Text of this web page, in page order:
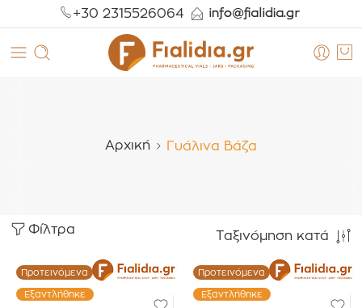
+30 2315526064
Αρχική Γυάλινα Βάζα
Φίλτρα Ταξινόμηση κατά
Προτεινόμενα
Εξαντλήθηκε
Προτεινόμενα
Εξαντλήθηκε